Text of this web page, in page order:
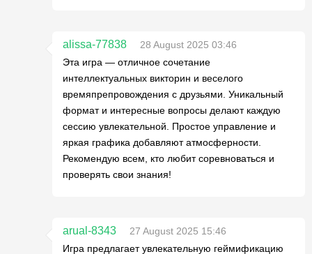
alissa-77838
28 August 2025 03:46
Эта игра — отличное сочетание
интеллектуальных викторин и веселого
времяпрепровождения с друзьями. Уникальный
формат и интересные вопросы делают каждую
сессию увлекательной. Простое управление и
яркая графика добавляют атмосферности.
Рекомендую всем, кто любит соревноваться и
проверять свои знания!
arual-8343
27 August 2025 15:46
Игра предлагает увлекательную геймификацию